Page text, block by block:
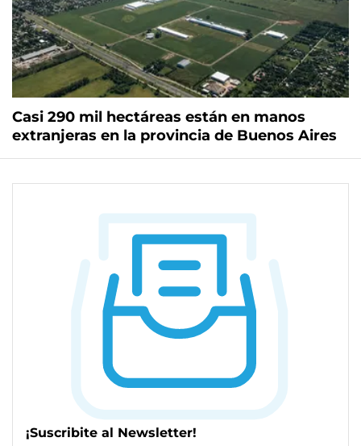
Casi 290 mil hectáreas están en manos
extranjeras en la provincia de Buenos Aires
¡Suscribite al Newsletter!